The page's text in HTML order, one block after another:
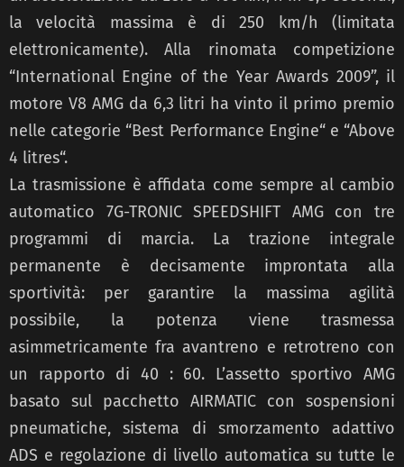
la velocità massima è di 250 km/h (limitata
elettronicamente). Alla rinomata competizione
“International Engine of the Year Awards 2009”, il
motore V8 AMG da 6,3 litri ha vinto il primo premio
nelle categorie “Best Performance Engine“ e “Above
4 litres“.
La trasmissione è affidata come sempre al cambio
automatico 7G-TRONIC SPEEDSHIFT AMG con tre
programmi di marcia. La trazione integrale
permanente è decisamente improntata alla
sportività: per garantire la massima agilità
possibile, la potenza viene trasmessa
asimmetricamente fra avantreno e retrotreno con
un rapporto di 40 : 60. L’assetto sportivo AMG
basato sul pacchetto AIRMATIC con sospensioni
pneumatiche, sistema di smorzamento adattivo
ADS e regolazione di livello automatica su tutte le